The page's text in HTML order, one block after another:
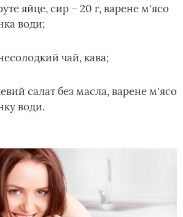
яйце, сир – 20 г, варене м'ясо
води;
чай, кава;
салат без масла, варене м'ясо
води.